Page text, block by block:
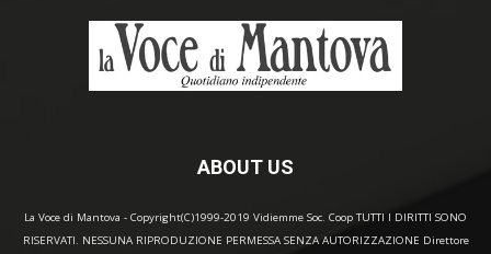
ABOUT US
La Voce di Mantova - Copyright(C)1999-2019 Vidiemme Soc. Coop TUTTI I DIRITTI SONO
RISERVATI. NESSUNA RIPRODUZIONE PERMESSA SENZA AUTORIZZAZIONE Direttore